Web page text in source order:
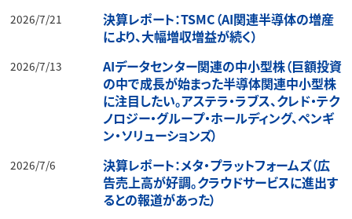
2026/7/21
決算レポート：TSMC（AI関連半導体の増産
により、大幅増収増益が続く）
2026/7/13
AIデータセンター関連の中小型株（巨額投資
の中で成長が始まった半導体関連中小型株
に注目したい。アステラ・ラブス、クレド・テク
ノロジー・グループ・ホールディング、ペンギ
ン・ソリューションズ）
2026/7/6
決算レポート：メタ・プラットフォームズ（広
告売上高が好調。クラウドサービスに進出す
るとの報道があった）